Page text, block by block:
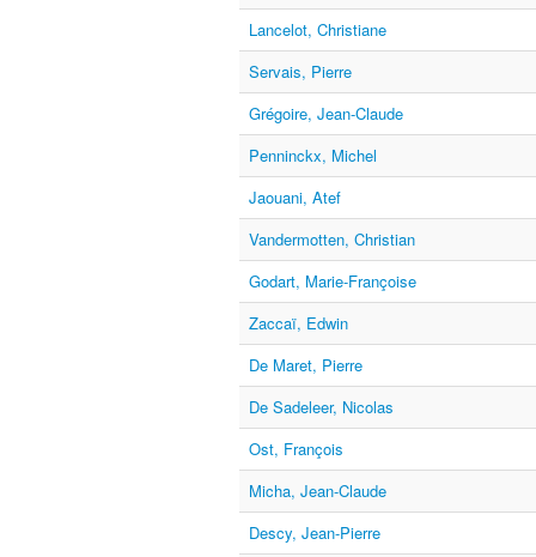
Lancelot, Christiane
Servais, Pierre
Grégoire, Jean-Claude
Penninckx, Michel
Jaouani, Atef
Vandermotten, Christian
Godart, Marie-Françoise
Zaccaï, Edwin
De Maret, Pierre
De Sadeleer, Nicolas
Ost, François
Micha, Jean-Claude
Descy, Jean-Pierre